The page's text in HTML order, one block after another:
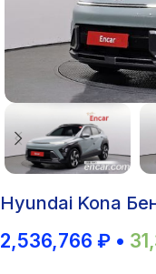
Hyundai Kona
2,536,766 ₽ •